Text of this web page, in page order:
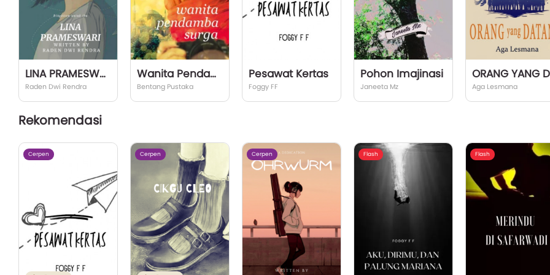
LINA PRAMESWARI
Raden Dwi Rendra
Wanita Pendamba Surga
Bentang Pustaka
Pesawat Kertas
Foggy FF
Pohon Imajinasi
Janeeta Mz Aga Lesmana
Rekomendasi
Cerpen Cerpen Cerpen Flash Flash